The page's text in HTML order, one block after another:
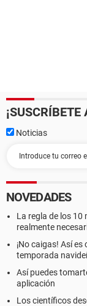
Noticias
NOVEDADES
La regla de los 10
realmente
¡No caigas! Así
temporada
Así puedes
aplicación
Los científicos